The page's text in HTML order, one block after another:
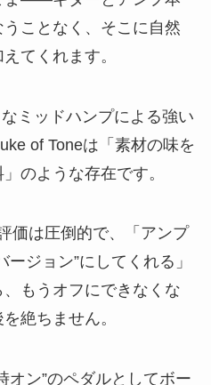
ことなく、そこに自然
てくれます。
ミッドハンプによる強い
of Toneは「素材の味を
のような存在です。
価は圧倒的で、「アンプ
ジョン”にしてくれる」
、もうオフにできなくな
絶ちません。
オン”のペダルとしてボー